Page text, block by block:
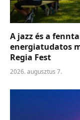
A jazz és a
energiatudatos
Regia Fest
2026. augusztus 7.